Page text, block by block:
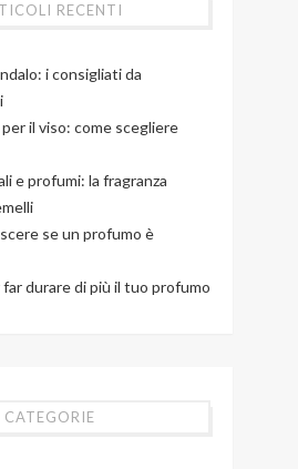
RECENTI
i consigliati da
il viso: come scegliere
e profumi: la fragranza
se un profumo è
durare di più il tuo profumo
CATEGORIE